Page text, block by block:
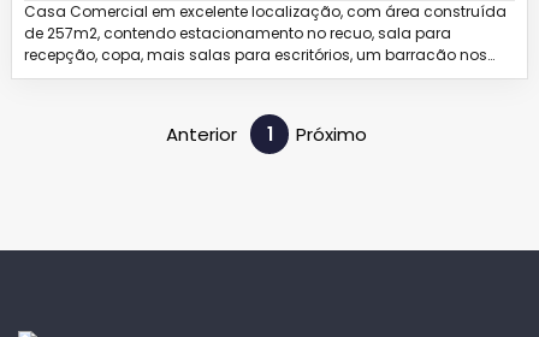
Casa Comercial em excelente localização, com área construída
de 257m2, contendo estacionamento no recuo, sala para
recepção, copa, mais salas para escritórios, um barracão nos
fundos e com renda mensal de R$ 3,600. Juscemar - CRECI: 1470
Veiga Jardim - CRECI: 3880 / 62-98117-3975 (WhatsApp) email:
betoveiga21@hotmail.com
Anterior 1 Próximo